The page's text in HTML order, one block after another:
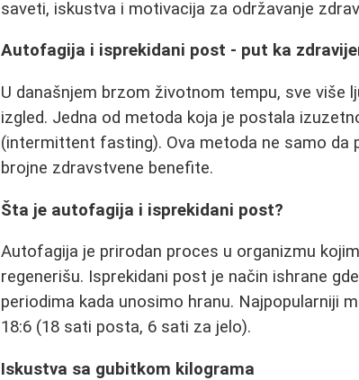
saveti, iskustva i motivacija za održavanje
Autofagija i isprekidani post - put ka
U današnjem brzom životnom tempu, sve više
izgled. Jedna od metoda koja je postala
(intermittent fasting). Ova metoda ne samo da
brojne zdravstvene benefite.
Šta je autofagija i isprekidani post?
Autofagija je prirodan proces u organizmu
regenerišu. Isprekidani post je način ishrane
periodima kada unosimo hranu. Najpopularniji
18:6 (18 sati posta, 6 sati za jelo).
Iskustva sa gubitkom kilograma